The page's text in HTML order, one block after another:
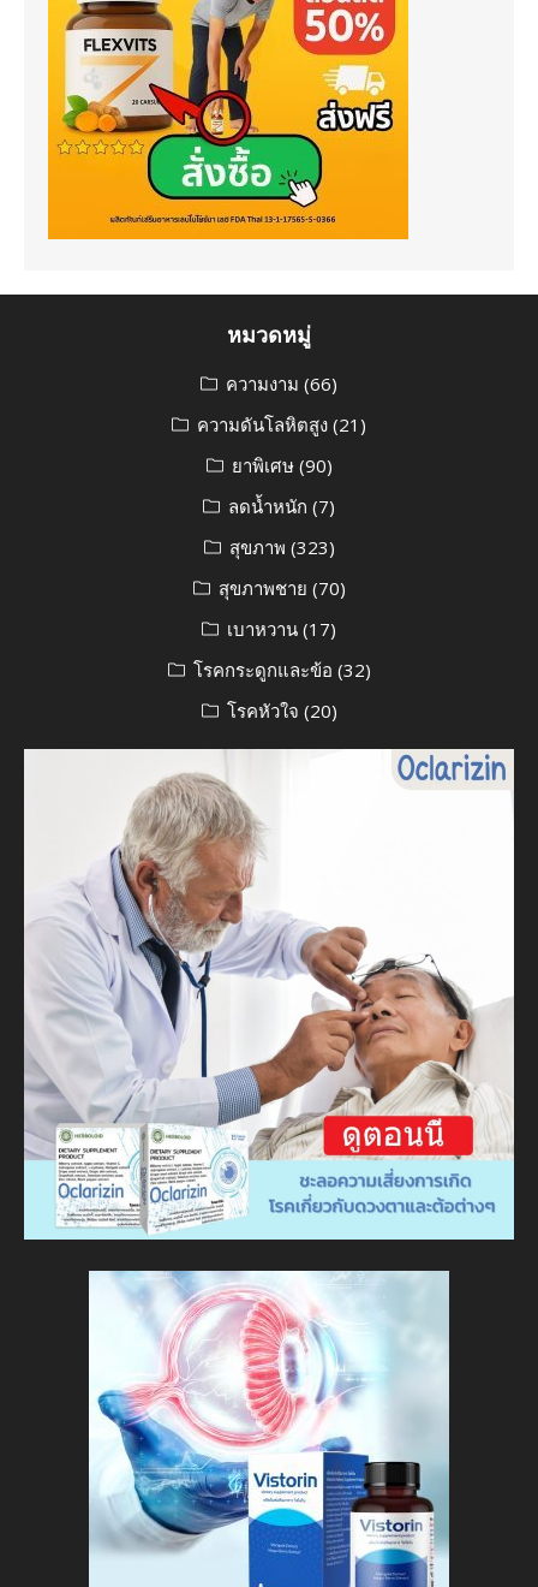
หมวดหมู่
ความงาม (66)
ความดันโลหิตสูง (21)
ยาพิเศษ(90)
ลดน้ำหนัก (7)
สุขภาพ (323)
สุขภาพชาย (70)
เบาหวาน (17)
โรคกระดูกและข้อ (32)
โรคหัวใจ (20)